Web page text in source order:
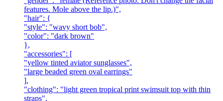
features. Mole above the lip.)",
"hair": {
"style": "wavy short bob",
"color": "dark brown"
},
"accessories": [
"yellow tinted aviator sunglasses",
"large beaded green oval earrings"
],
"clothing": "light green tropical print swimsuit top with thin
straps",